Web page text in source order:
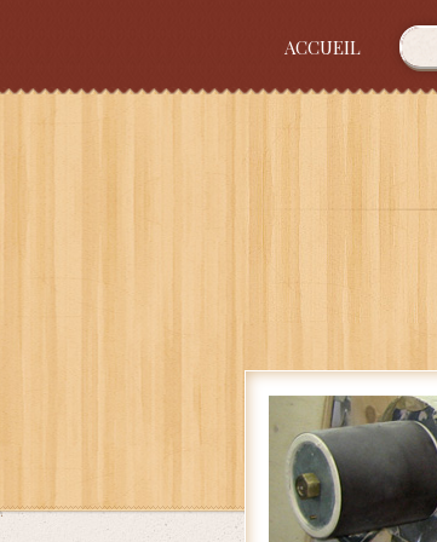
ACCUEIL